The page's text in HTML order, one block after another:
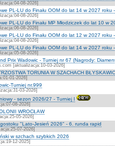
08-2026]
PL-LU do Finału OOM do lat 14 w 2027 roku
08-2026]
PL-LU do Finału MP Młodziczek do lat 10 w
08-2026]
PL-LU do Finału OOM do lat 12 w 2027 roku
08-2026]
PL-LU do Finału OOM do lat 14 w 2027 roku
08-2026]
Prix Wadowic - Turniej nr 67 (Nagrody:
[aktualizacja:10-03-2026]
TORUNIA W SZACHACH
01-2026]
Turniej nr.999
03-2026]
- sezon 2026/27 - Turniej I
08-2026]
WROCŁAW
05-2026]
"Lato-Jesień 2026" - 6. runda rapid
07-2026]
w szchach szybkich 2026
12-2025]